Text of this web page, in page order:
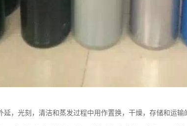
延，光刻，清洁和蒸发过程中用作置换，干燥，存储和运